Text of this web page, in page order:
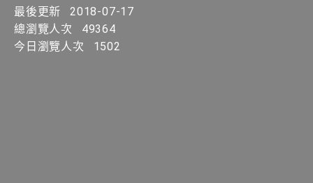
最後更新
2018-07-17
總瀏覽人次
49364
今日瀏覽人次
1502